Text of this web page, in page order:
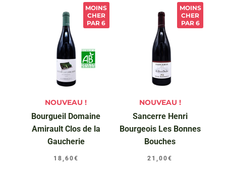
MOINS
CHER
PAR 6
NOUVEAU !
Bourgueil Domaine
Amirault Clos de la
Gaucherie
18,60€
MOINS
CHER
PAR 6
NOUVEAU !
Sancerre Henri
Bourgeois Les Bonnes
Bouches
21,00€